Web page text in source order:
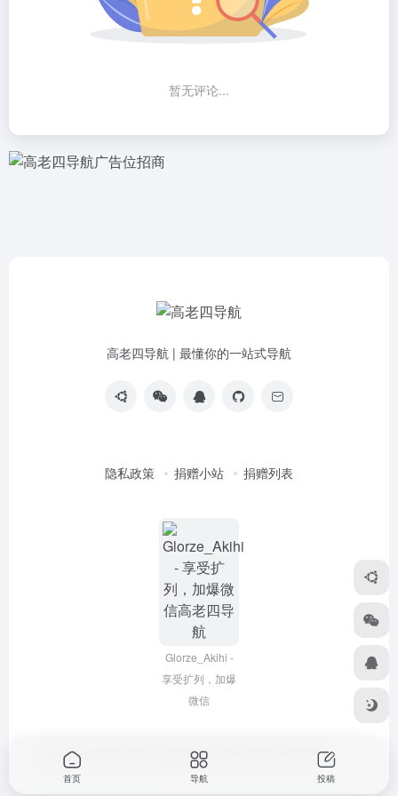
暂无评论...
高老四导航 | 最懂你的一站式导航
隐私政策 捐赠小站 捐赠列表
Glorze_Akihi -
享受扩列，加爆
微信
Copyright © 2022-2026 高老四导航 浙ICP备2020045320号-3
首页 导航 投稿